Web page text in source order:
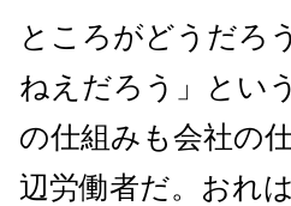
ところがどうだろ
ねえだろう」とい
の仕組みも会社の
辺労働者だ。おれ